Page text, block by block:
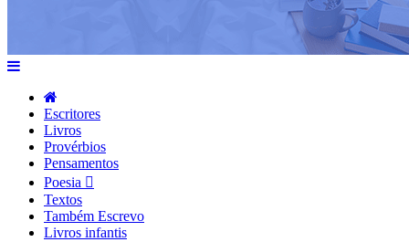
Escritores
Livros
Provérbios
Pensamentos
Poesia
Textos
Também Escrevo
Livros infantis